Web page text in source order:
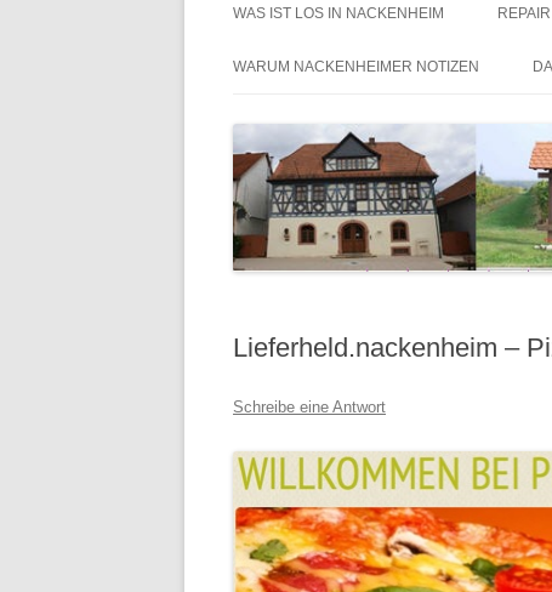
WAS IST LOS IN NACKENHEIM
WARUM NACKENHEIMER NOTIZEN
Lieferheld.nackenheim –
Schreibe eine Antwort